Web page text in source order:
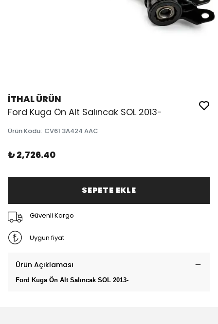
İTHAL ÜRÜN
Ford Kuga Ön Alt Salıncak SOL 2013-
Ürün Kodu: CV61 3A424 AAC
₺ 2,726.40
SEPETE EKLE
Güvenli Kargo
Uygun fiyat
Ürün Açıklaması
Ford Kuga Ön Alt Salıncak SOL 2013-